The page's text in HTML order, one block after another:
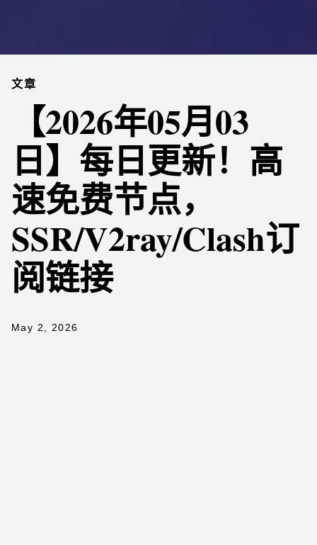
文章
【2026年05月03
日】每日更新！高
速免费节点，
SSR/V2ray/Clash订
阅链接
May 2, 2026